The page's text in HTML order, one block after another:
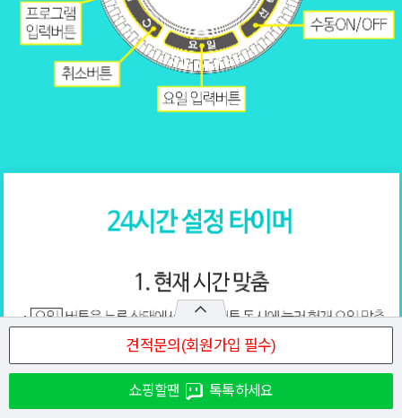
쇼핑할땐 톡톡하세요